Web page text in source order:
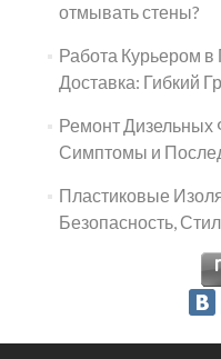
отмывать стены?
Работа Курьером
Доставка: Гибкий
Ремонт
Симптомы и
Пластиковые
Безопасность,